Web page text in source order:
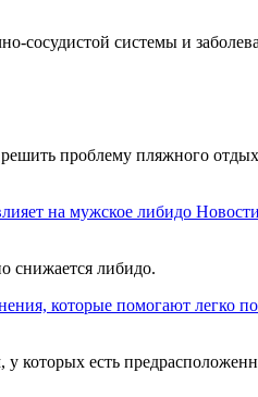
системы и
проблему пляжного
на мужское либидо Новости
снижается либидо.
которые помогают легко
которых есть